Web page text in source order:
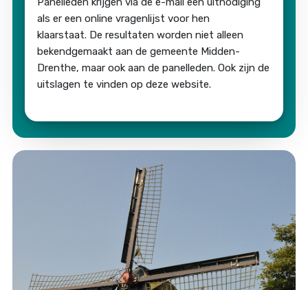
als er een online vragenlijst voor hen
klaarstaat. De resultaten worden niet alleen
bekendgemaakt aan de gemeente Midden-
Drenthe, maar ook aan de panelleden. Ook zijn de
uitslagen te vinden op deze website.